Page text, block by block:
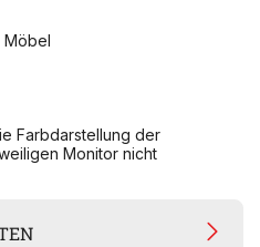
Möbel
Farbdarstellung der
Monitor nicht